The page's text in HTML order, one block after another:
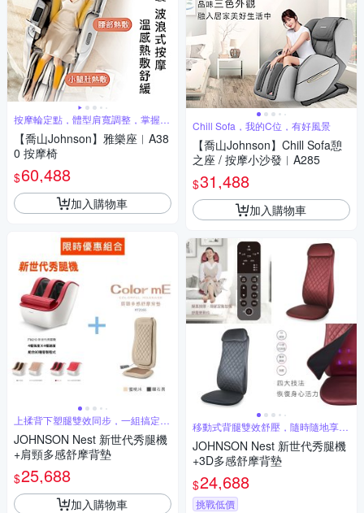
按摩輪定點，體型肩寬調整，掌握按
摩節奏
【喬山Johnson】雅樂座︱A38
0 按摩椅
$60,488
加入購物車
上揉背下塑腿雙效同步，一組搞定全
身酸痛
JOHNSON Nest 新世代秀腿機
+肩頸多感舒摩背墊
$25,688
加入購物車
Chill Sofa，我的C位，有好風景
【喬山Johnson】Chill Sofa憩
之座 / 按摩小沙發︱A285
$31,488
加入購物車
移動式背腿雙效舒壓，隨時隨地享受
頂級桑拿
JOHNSON Nest 新世代秀腿機
+3D多感舒摩背墊
$24,688
挑戰低價